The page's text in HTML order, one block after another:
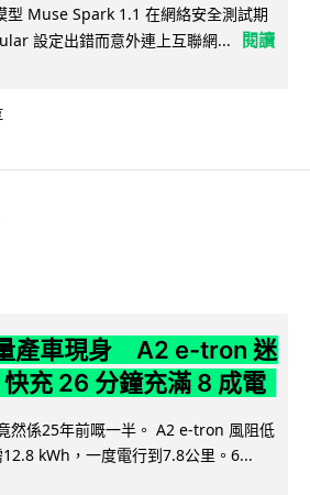
型 Muse Spark 1.1 在網絡安全測試期
設定出錯而意外連上互聯網...
閱讀
產車現身 A2 e-tron 迷
充 26 分鐘充滿 8 成電
然係25年前嘅一半。 A2 e-tron 風阻低
kWh，一度電行到7.8公里。6...